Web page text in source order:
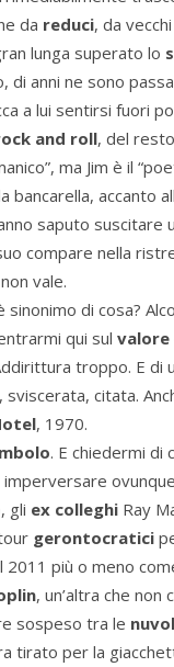
da reduci, da
lunga superato lo
di anni ne sono
a lui sentirsi fuori
and roll, del
ma Jim è il
bancarella, accanto
saputo suscitare
compare nella
vale.
sinonimo di cosa?
qui sul valore
troppo. E di
citata.
, 1970.
. E chiedermi di
gli ex colleghi Ray
gerontocratici
2011 più o meno
, un’altra che non
sospeso tra le
tirato per la